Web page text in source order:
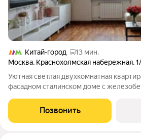
Китай-город
13 мин.
Москва, Краснохолмская набережная,
Уютная светлая двухкомнатная
фасадном сталинском доме с
тёплый кирпичный дом, расположен в
современной развитой
Позвонить